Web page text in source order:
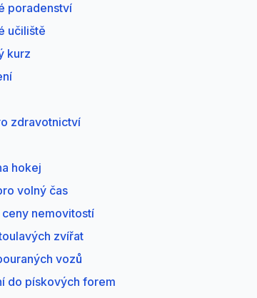
poradenství
učiliště
kurz
zdravotnictví
hokej
volný čas
nemovitostí
zvířat
vozů
do pískových forem